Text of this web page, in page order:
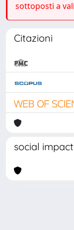
sottoposti a
Citazioni
social impact